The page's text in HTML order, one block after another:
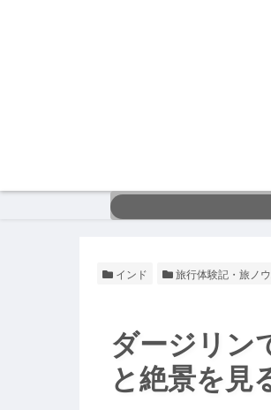
インド 旅行体験記・旅ノ
ダージリン
と絶景を見